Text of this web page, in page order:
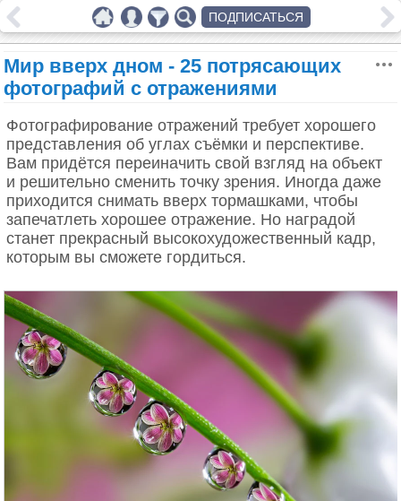
Мир вверх дном - 25 потрясающих
фотографий с отражениями
Фотографирование отражений требует хорошего
представления об углах съёмки и перспективе.
Вам придётся переиначить свой взгляд на объект
и решительно сменить точку зрения. Иногда даже
приходится снимать вверх тормашками, чтобы
запечатлеть хорошее отражение. Но наградой
станет прекрасный высокохудожественный кадр,
которым вы сможете гордиться.
ПОДПИСАТЬСЯ